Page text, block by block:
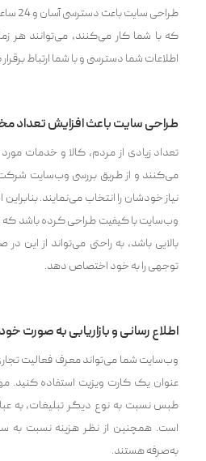
که با شما کار می‌کنند، می‌توانند هر
اطلاعات شما دسترسی و با شما ارتباط
طراحی سایت باعث افزایش تعداد
تعداد زیادی از مردم، کالا و خدمات
می‌کنند و از طریق بررسی وب‌سایت
نیاز خودشان را انتخاب می‌نمایند.
وب‌سایت با کیفیت طراحی کرده باشد که
بالایی باشد، به راحتی می‌تواند از این
توجهی را به خود اختصاص دهد.
اطلاع رسانی و بازاریابی به صورت
وب‌سایت شما می‌تواند معرف فعالیت
عنوان یک کارت ویزیت استفاده کنید.
طبس نسبت به نوع دیگر تبلیغات، به
است. همچنین از نظر هزینه نسبت به
به‌صرفه هستند.